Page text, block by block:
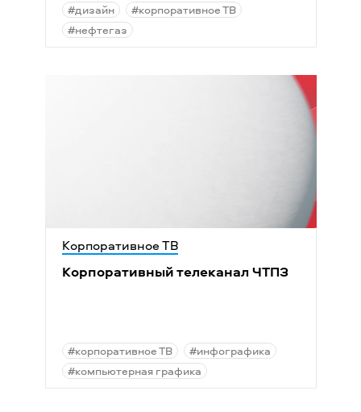
#дизайн
#корпоративное ТВ
#нефтегаз
Корпоративное ТВ
Корпоративный телеканал ЧТПЗ
#корпоративное ТВ
#инфографика
#компьютерная графика